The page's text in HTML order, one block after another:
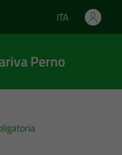
Lingua attiva:
ITA
Perno